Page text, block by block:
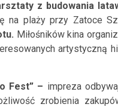
z budowania
plaży przy Zatoce
Miłośników kina
artystyczną
Fest” – impreza
zrobienia